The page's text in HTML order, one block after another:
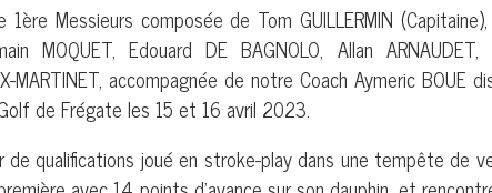
Messieurs composée de Tom GUILLERMIN
MOQUET, Edouard DE BAGNOLO, Allan
MARTINET, accompagnée de notre Coach Aymeric BOUE
de Frégate les 15 et 16 avril 2023.
qualifications joué en stroke-play dans une tempête de